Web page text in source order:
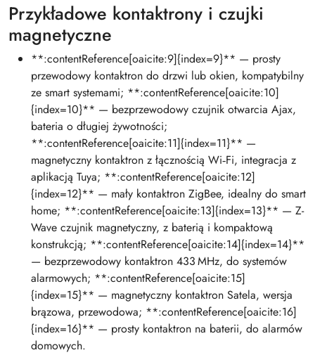
Przykładowe kontaktrony i czujki
magnetyczne
**:contentReference[oaicite:9]{index=9}** — prosty
przewodowy kontaktron do drzwi lub okien, kompatybilny
ze smart systemami; **:contentReference[oaicite:10]
{index=10}** — bezprzewodowy czujnik otwarcia Ajax,
bateria o długiej żywotności;
**:contentReference[oaicite:11]{index=11}** —
magnetyczny kontaktron z łącznością Wi‑Fi, integracja z
aplikacją Tuya; **:contentReference[oaicite:12]
{index=12}** — mały kontaktron ZigBee, idealny do smart
home; **:contentReference[oaicite:13]{index=13}** — Z-
Wave czujnik magnetyczny, z baterią i kompaktową
konstrukcją; **:contentReference[oaicite:14]{index=14}**
— bezprzewodowy kontaktron 433 MHz, do systemów
alarmowych; **:contentReference[oaicite:15]
{index=15}** — magnetyczny kontaktron Satela, wersja
brązowa, przewodowa; **:contentReference[oaicite:16]
{index=16}** — prosty kontaktron na baterii, do alarmów
domowych.